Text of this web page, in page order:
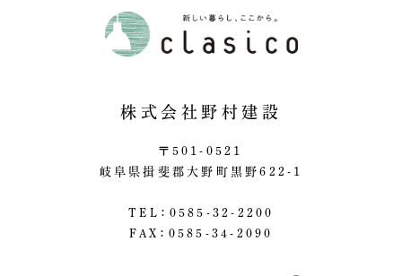
株式会社野村建設
〒501-0521
岐阜県揖斐郡大野町黒野622-1
TEL：0585-32-2200
FAX：0585-34-2090